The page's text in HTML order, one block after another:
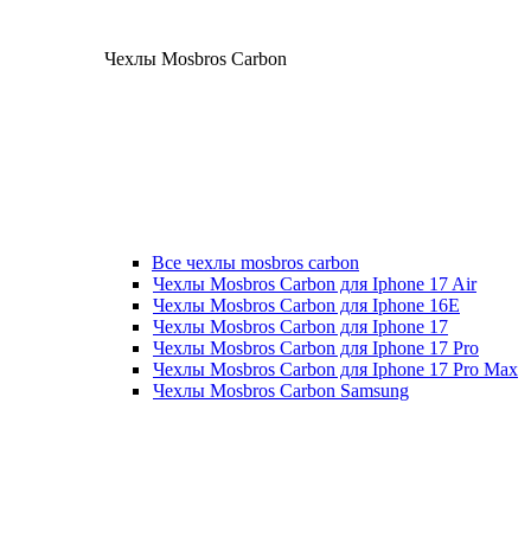
Чехлы Mosbros Carbon
Все чехлы mosbros carbon
Чехлы Mosbros Carbon для Iphone 17 Air
Чехлы Mosbros Carbon для Iphone 16E
Чехлы Mosbros Carbon для Iphone 17
Чехлы Mosbros Carbon для Iphone 17 Pro
Чехлы Mosbros Carbon для Iphone 17 Pro Max
Чехлы Mosbros Carbon Samsung